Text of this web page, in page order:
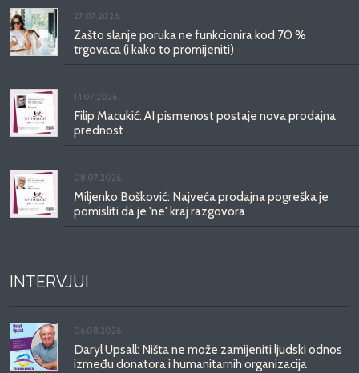
27.07.2026.
Zašto slanje poruka ne funkcionira kod 70 %
trgovaca (i kako to promijeniti)
14.07.2026.
Filip Macukić: AI pismenost postaje nova prodajna
prednost
08.07.2026.
Miljenko Bošković: Najveća prodajna pogreška je
pomisliti da je 'ne' kraj razgovora
INTERVJUI
06.08.2026.
Daryl Upsall: Ništa ne može zamijeniti ljudski odnos
između donatora i humanitarnih organizacija